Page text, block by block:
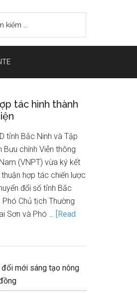
tác hình thành
tỉnh Bắc Ninh và Tập
Bưu chính Viễn thông
(VNPT) vừa ký kết
hợp tác chiến lược
đổi số tỉnh Bắc
Chủ tịch Thường
Sơn và Phó … [Read
mới sáng tạo nông